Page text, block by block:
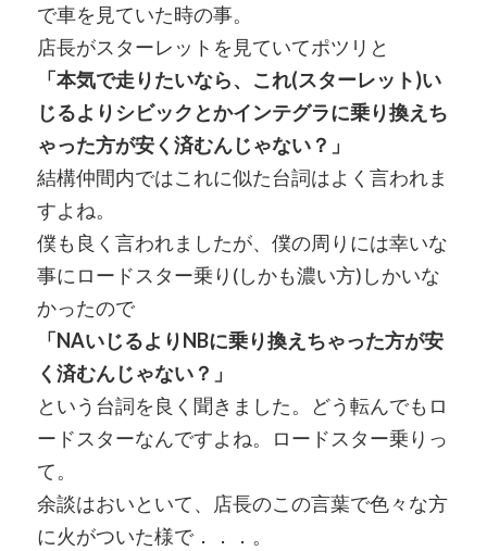
で車を見ていた時の事。
店長がスターレットを見ていてポツリと
「本気で走りたいなら、これ(スターレット)い
じるよりシビックとかインテグラに乗り換えち
ゃった方が安く済むんじゃない？」
結構仲間内ではこれに似た台詞はよく言われま
すよね。
僕も良く言われましたが、僕の周りには幸いな
事にロードスター乗り(しかも濃い方)しかいな
かったので
「NAいじるよりNBに乗り換えちゃった方が安
く済むんじゃない？」
という台詞を良く聞きました。どう転んでもロ
ードスターなんですよね。ロードスター乗りっ
て。
余談はおいといて、店長のこの言葉で色々な方
に火がついた様で．．．。